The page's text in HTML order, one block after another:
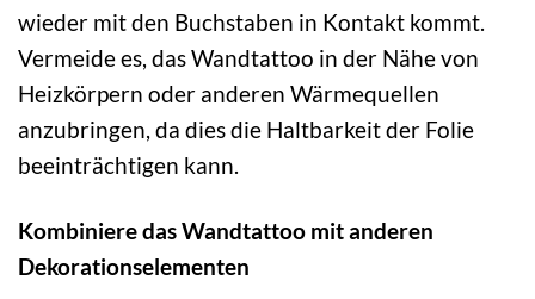
wieder mit den Buchstaben in Kontakt kommt.
Vermeide es, das Wandtattoo in der Nähe von
Heizkörpern oder anderen Wärmequellen
anzubringen, da dies die Haltbarkeit der Folie
beeinträchtigen kann.
Kombiniere das Wandtattoo mit anderen
Dekorationselementen